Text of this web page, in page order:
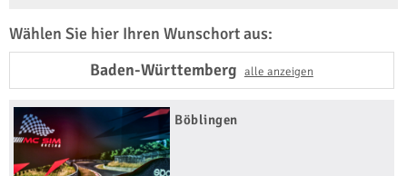
Wählen Sie hier Ihren Wunschort aus:
Baden-Württemberg alle anzeigen
Böblingen